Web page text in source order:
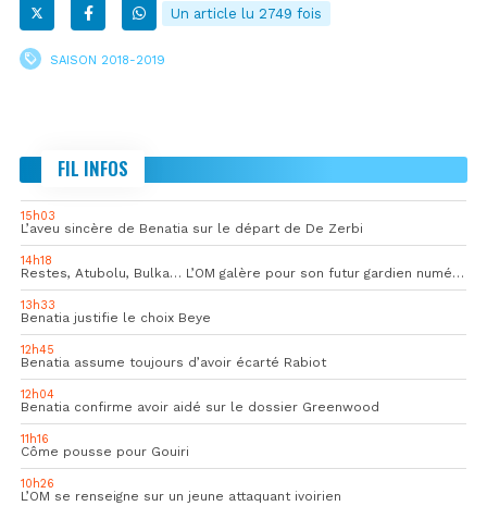
Un article lu 2749 fois
SAISON 2018-2019
FIL INFOS
15h03
L’aveu sincère de Benatia sur le départ de De Zerbi
14h18
Restes, Atubolu, Bulka… L’OM galère pour son futur gardien numéro 1
13h33
Benatia justifie le choix Beye
12h45
Benatia assume toujours d’avoir écarté Rabiot
12h04
Benatia confirme avoir aidé sur le dossier Greenwood
11h16
Côme pousse pour Gouiri
10h26
L’OM se renseigne sur un jeune attaquant ivoirien